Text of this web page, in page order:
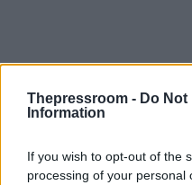
Thepressroom - Do Not
Information
If you wish to opt-out of the
processing of your personal